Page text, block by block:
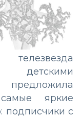
детскими
яркие
подписчики с